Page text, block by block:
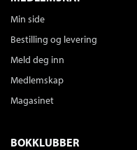
Min side
Bestilling og levering
Meld deg inn
Medlemskap
Magasinet
BOKKLUBBER